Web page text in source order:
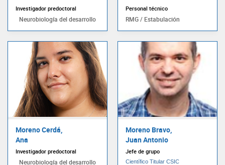
Investigador predoctoral
Neurobiología del desarrollo
Personal técnico
RMG / Estabulación
Moreno Cerdá,
Ana
Investigador predoctoral
Neurobiología del desarrollo
Moreno Bravo,
Juan Antonio
Jefe de grupo
Científico Titular CSIC